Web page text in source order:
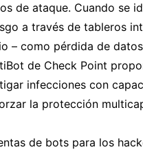
de ataque. Cuando se
a través de tableros
– como pérdida de
de Check Point
infecciones con
la protección
de bots para los